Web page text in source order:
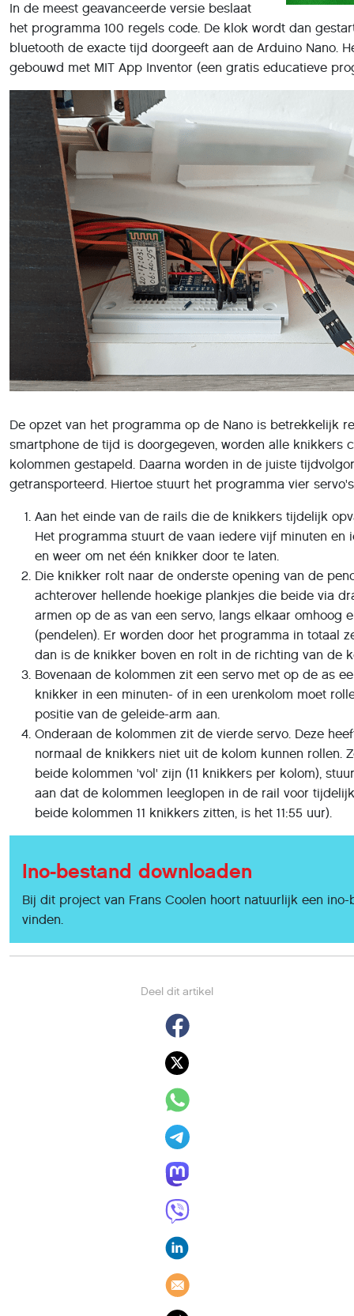
Deel dit artikel
In de meest geavanceerde versie beslaat
het programma 100 regels code. De klok wordt dan
bluetooth de exacte tijd doorgeeft aan de Arduino Nano.
gebouwd met MIT App Inventor (een gratis educatieve
De opzet van het programma op de Nano is betrekkelijk
smartphone de tijd is doorgegeven, worden alle knikkers
kolommen gestapeld. Daarna worden in de juiste
getransporteerd. Hiertoe stuurt het programma vier
Aan het einde van de rails die de knikkers tijdelijk
Het programma stuurt de vaan iedere vijf minuten en
en weer om net één knikker door te laten.
Die knikker rolt naar de onderste opening van de
achterover hellende hoekige plankjes die beide via
armen op de as van een servo, langs elkaar omhoog
(pendelen). Er worden door het programma in totaal
dan is de knikker boven en rolt in de richting van de
Bovenaan de kolommen zit een servo met op de as
knikker in een minuten- of in een urenkolom moet
positie van de geleide-arm aan.
Onderaan de kolommen zit de vierde servo. Deze
normaal de knikkers niet uit de kolom kunnen rollen.
beide kolommen 'vol' zijn (11 knikkers per kolom),
aan dat de kolommen leeglopen in de rail voor
beide kolommen 11 knikkers zitten, is het 11:55 uur).
Ino-bestand downloaden
Bij dit project van Frans Coolen hoort natuurlijk een
vinden.